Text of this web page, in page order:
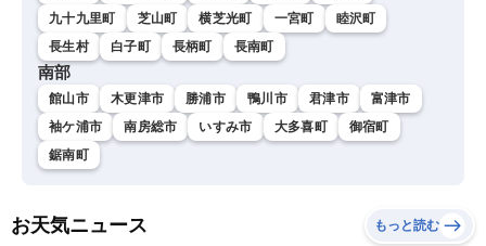
九十九里町
芝山町 横芝光町 一宮町
睦沢町
長生村
白子町 長柄町 長南町
南部
館山市 木更津市 勝浦市 鴨川市 君津市
富津市
袖ケ浦市
南房総市 いすみ市 大多喜町
御宿町
鋸南町
お天気ニュース もっと読む